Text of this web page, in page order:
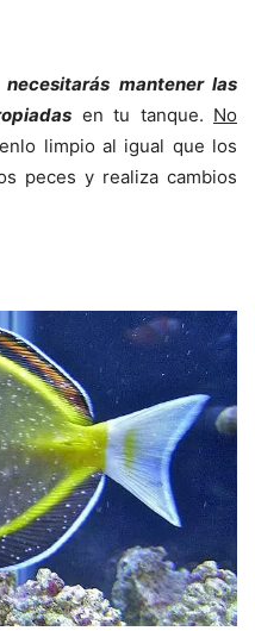
necesitarás mantener las
en tu tanque. No
limpio al igual que los
peces y realiza cambios